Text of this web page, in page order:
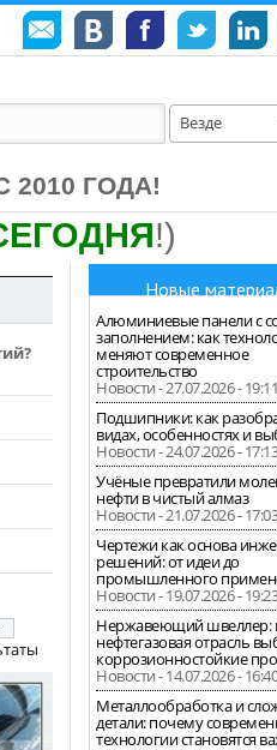
Везде
2010 ГОДА!
!)
Новые
Алюминиевые панели с
заполнением: как
меняют современное
строительство
Новости - 27.07.2026 - 19:11
Подшипники: как
видах, особенностях и
Новости - 24.07.2026 - 17:13
Учёные превратили
нефти в чистый алмаз
Новости - 21.07.2026 - 17:03
Чертежи как основа
решений: от идеи до
промышленного
Новости - 19.07.2026 - 19:23
Нержавеющий швеллер:
нефтегазовая отрасль
коррозионностойкие
Новости - 14.07.2026 - 16:40
Металлообработка и
детали: почему
технологии становятся